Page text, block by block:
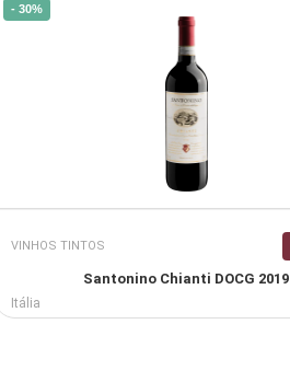
- 30%
VINHOS TINTOS
Santonino Chianti DOCG 2019
Itália